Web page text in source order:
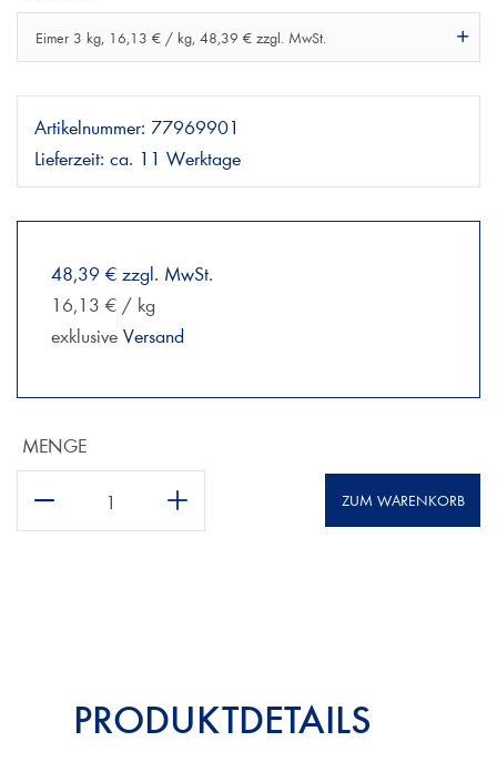
Eimer 3 kg, 16,13 € / kg, 48,39 € zzgl. MwSt.
Artikelnummer: 77969901
Lieferzeit: ca. 11 Werktage
48,39 € zzgl. MwSt.
16,13 € / kg
exklusive Versand
MENGE
ZUM WARENKORB
PRODUKTDETAILS